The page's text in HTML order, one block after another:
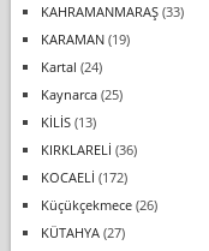
KAHRAMANMARAŞ(33)
KARAMAN(19)
Kartal (24)
Kaynarca(25)
KİLİS(13)
KIRKLARELİ (36)
KOCAELİ (172)
Küçükçekmece(26)
KÜTAHYA(27)